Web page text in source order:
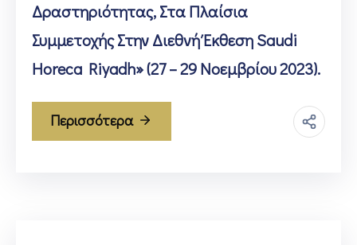
Δραστηριότητας, Στα Πλαίσια
Συμμετοχής Στην Διεθνή Έκθεση Saudi
Horeca Riyadh» (27 – 29 Νοεμβρίου 2023).
Περισσότερα